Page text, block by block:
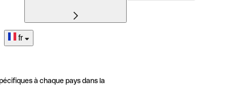
fr
à chaque pays dans la